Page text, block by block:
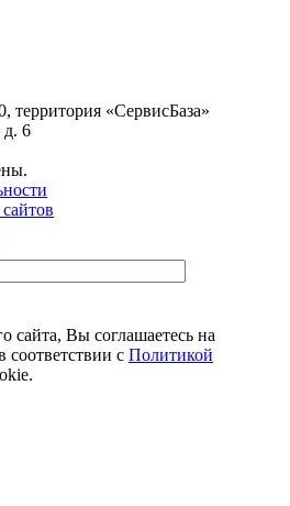
территория «СервисБаза»
д. 6
сайта, Вы соглашаетесь на
соответствии с Политикой